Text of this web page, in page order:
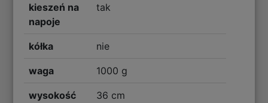
kieszeń na
napoje
tak
kółka nie
waga 1000 g
wysokość 36 cm